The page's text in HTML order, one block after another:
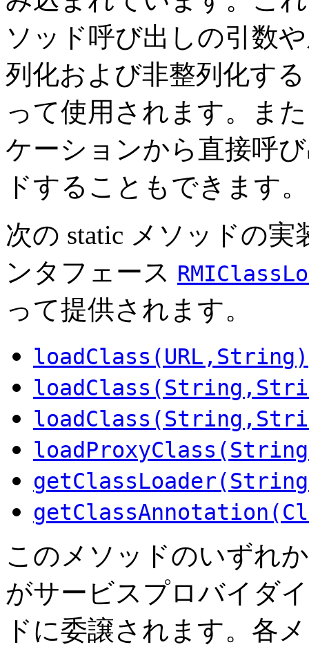
ソッド呼び出しの引数
列化および非整列化す
って使用されます。ま
ケーションから直接呼
ドすることもできます。
次の static メソッドの
ンタフェース
って提供されます。
loadClass(URL,String)
このメソッドのいずれ
がサービスプロバイダ
ドに委譲されます。各